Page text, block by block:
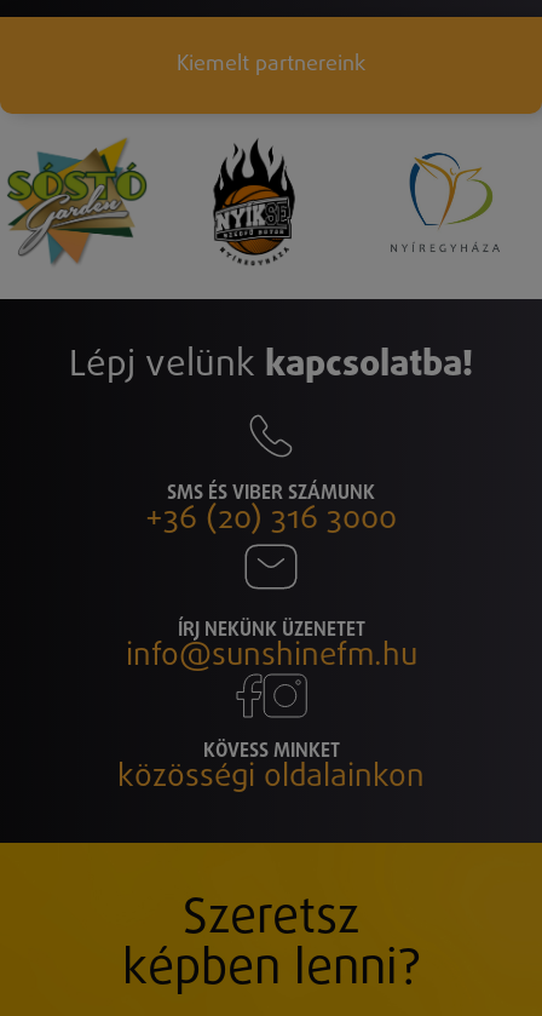
Kiemelt partnereink
Lépj velünk kapcsolatba!
SMS ÉS VIBER SZÁMUNK
+36 (20) 316 3000
ÍRJ NEKÜNK ÜZENETET
info@sunshinefm.hu
KÖVESS MINKET
közösségi oldalainkon
Szeretsz
képben lenni?